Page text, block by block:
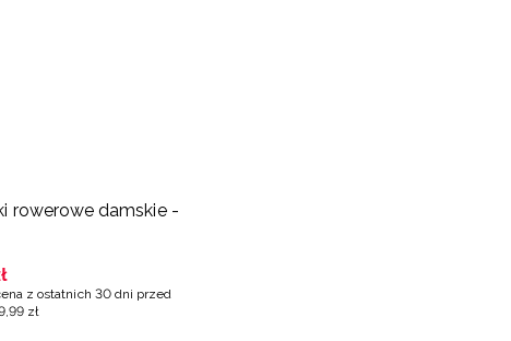
rowerowe damskie -
z ostatnich 30 dni przed
,99 zł